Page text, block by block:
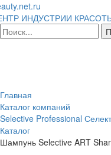
ИНДУСТРИИ
Главная
Каталог компаний
Selective Professional
Каталог
Шампунь Selective ART